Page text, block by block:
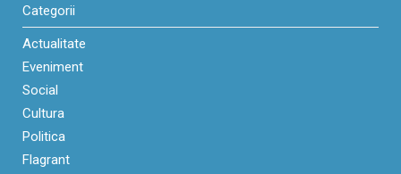
Categorii
Actualitate
Eveniment
Social
Cultura
Politica
Flagrant